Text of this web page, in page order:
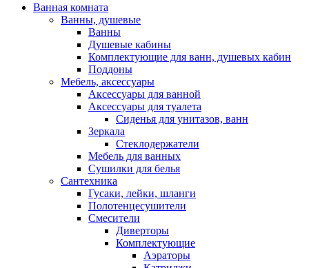
Ванная комната
Ванны, душевые
Ванны
Душевые кабины
Комплектующие для ванн, душевых кабин
Поддоны
Мебель, аксессуары
Аксессуары для ванной
Аксессуары для туалета
Сиденья для унитазов, ванн
Зеркала
Стеклодержатели
Мебель для ванных
Сушилки для белья
Сантехника
Гусаки, лейки, шланги
Полотенцесушители
Смесители
Диверторы
Комплектующие
Аэраторы